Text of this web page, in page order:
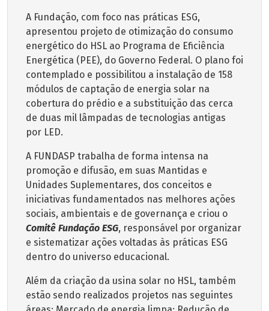
A Fundação, com foco nas práticas ESG,
apresentou projeto de otimização do consumo
energético do HSL ao Programa de Eficiência
Energética (PEE), do Governo Federal. O plano foi
contemplado e possibilitou a instalação de 158
módulos de captação de energia solar na
cobertura do prédio e a substituição das cerca
de duas mil lâmpadas de tecnologias antigas
por LED.
A FUNDASP trabalha de forma intensa na
promoção e difusão, em suas Mantidas e
Unidades Suplementares, dos conceitos e
iniciativas fundamentados nas melhores ações
sociais, ambientais e de governança e criou o
Comitê Fundação ESG, responsável por organizar
e sistematizar ações voltadas às práticas ESG
dentro do universo educacional.
Além da criação da usina solar no HSL, também
estão sendo realizados projetos nas seguintes